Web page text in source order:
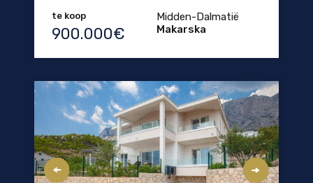
te koop
900.000€
Midden-Dalmatië
Makarska